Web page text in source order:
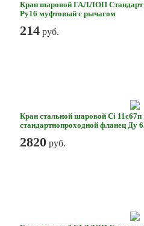
Кран шаровой ГАЛЛОП Стандарт
Ру16 муфтовый с рычагом
214 руб.
Кран стальной шаровой Ci 11с67п
стандартнопроходной фланец Ду
2820 руб.